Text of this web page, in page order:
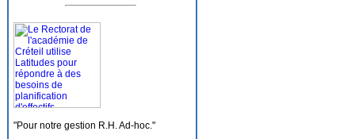
"Pour notre gestion R.H. Ad-hoc."